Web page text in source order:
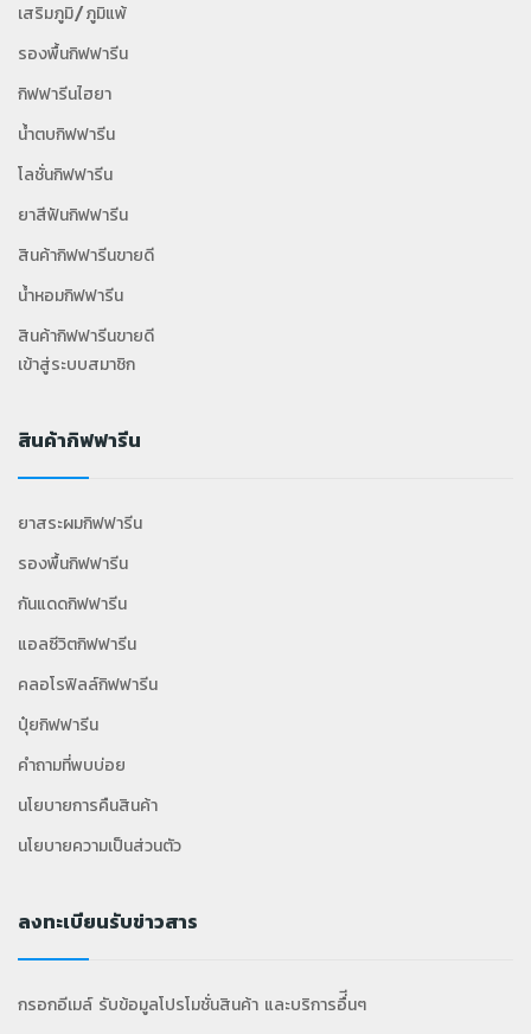
เสริมภูมิ/ภูมิแพ้
รองพื้นกิฟฟารีน
กิฟฟารีนไฮยา
น้ำตบกิฟฟารีน
โลชั่นกิฟฟารีน
ยาสีฟันกิฟฟารีน
สินค้ากิฟฟารีนขายดี
น้ำหอมกิฟฟารีน
สินค้ากิฟฟารีนขายดี
เข้าสู่ระบบสมาชิก
สินค้ากิฟฟารีน
ยาสระผมกิฟฟารีน
รองพื้นกิฟฟารีน
กันแดดกิฟฟารีน
แอลซีวิตกิฟฟารีน
คลอโรฟิลล์กิฟฟารีน
ปุ๋ยกิฟฟารีน
คำถามที่พบบ่อย
นโยบายการคืนสินค้า
นโยบายความเป็นส่วนตัว
ลงทะเบียนรับข่าวสาร
กรอกอีเมล์ รับข้อมูลโปรโมชั่นสินค้า และบริการอื่ีนๆ